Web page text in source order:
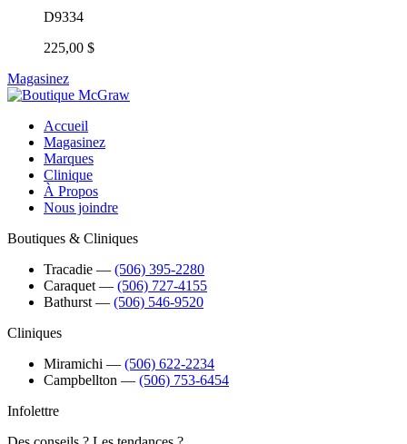
D9334
225,00 $
Magasinez
Accueil
Magasinez
Marques
Clinique
À Propos
Nous joindre
Boutiques & Cliniques
Tracadie ― (506) 395-2280
Caraquet ― (506) 727-4155
Bathurst ― (506) 546-9520
Cliniques
Miramichi ― (506) 622-2234
Campbellton ― (506) 753-6454
Infolettre